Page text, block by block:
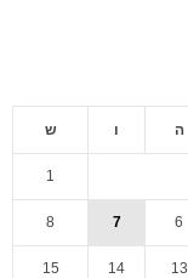
ה ו ש
1
6
7
8
13
14
15